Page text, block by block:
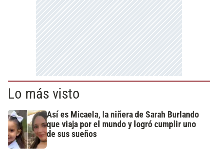
Lo más visto
Así es Micaela, la niñera de Sarah Burlando
que viaja por el mundo y logró cumplir uno
de sus sueños